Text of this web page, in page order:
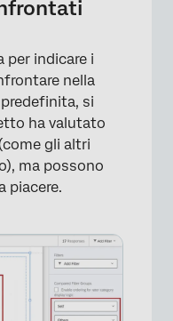
per indicare i
nella
si
ha valutato
gli altri
ma possono
piacere.